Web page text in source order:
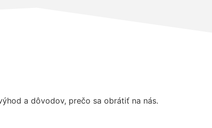
a dôvodov, prečo sa obrátiť na nás.